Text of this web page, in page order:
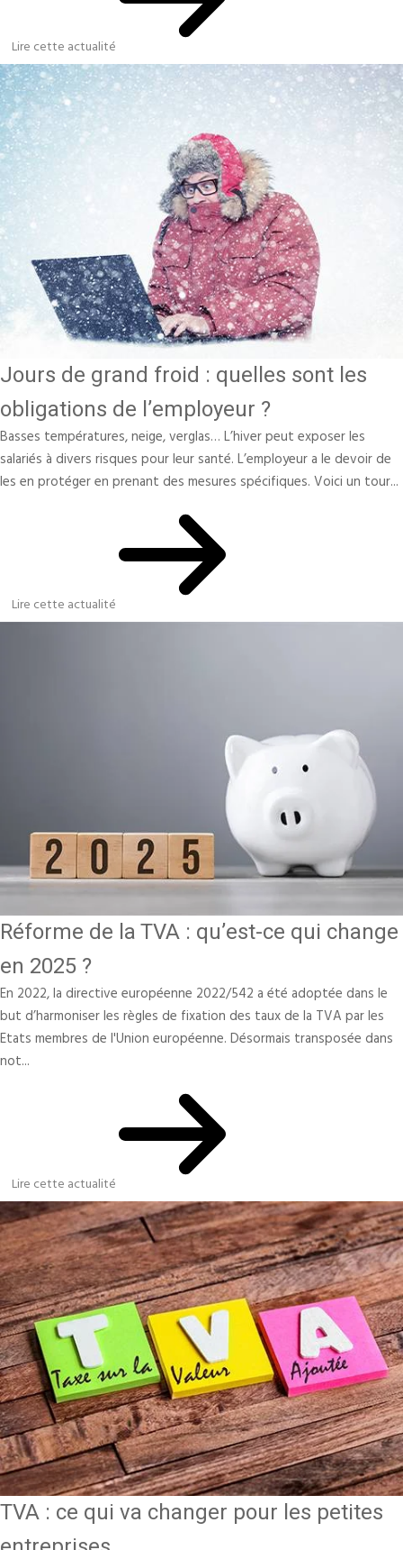
Lire cette actualité
Jours de grand froid : quelles sont les
obligations de l’employeur ?
Basses températures, neige, verglas… L’hiver peut exposer les
salariés à divers risques pour leur santé. L’employeur a le devoir de
les en protéger en prenant des mesures spécifiques. Voici un tour...
Lire cette actualité
Réforme de la TVA : qu’est-ce qui change
en 2025 ?
En 2022, la directive européenne 2022/542 a été adoptée dans le
but d’harmoniser les règles de fixation des taux de la TVA par les
Etats membres de l'Union européenne. Désormais transposée dans
not...
Lire cette actualité
TVA : ce qui va changer pour les petites